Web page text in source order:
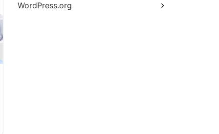
WordPress.org